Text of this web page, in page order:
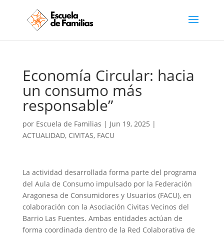
Economía Circular: hacia
un consumo más
responsable”
por Escuela de Familias | Jun 19, 2025 |
ACTUALIDAD, CIVITAS, FACU
La actividad desarrollada forma parte del programa
del Aula de Consumo impulsado por la Federación
Aragonesa de Consumidores y Usuarios (FACU), en
colaboración con la Asociación Civitas Vecinos del
Barrio Las Fuentes. Ambas entidades actúan de
forma coordinada dentro de la Red Colaborativa de